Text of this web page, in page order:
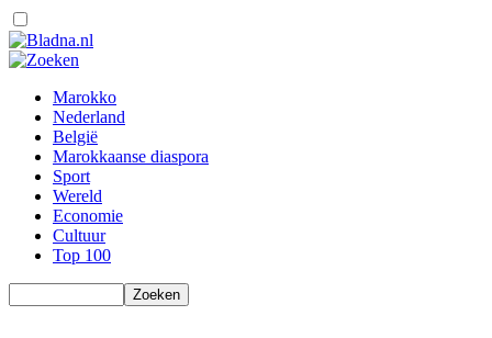
Marokko
Nederland
België
Marokkaanse diaspora
Sport
Wereld
Economie
Cultuur
Top 100